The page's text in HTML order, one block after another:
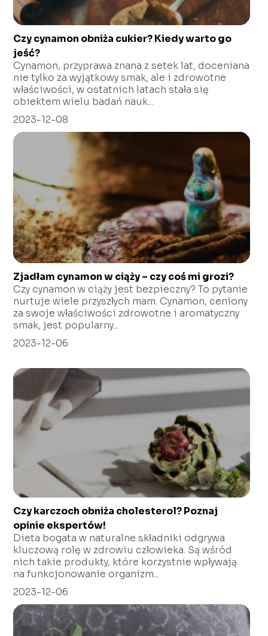
Czy cynamon obniża cukier? Kiedy warto go
jeść?
Cynamon, przyprawa znana z setek lat, doceniana
nie tylko za wyjątkowy smak, ale i zdrowotne
właściwości, w ostatnich latach stała się
obiektem wielu badań nauk...
2023-12-08
Zjadłam cynamon w ciąży – czy coś mi grozi?
Czy cynamon w ciąży jest bezpieczny? To pytanie
nurtuje wiele przyszłych mam. Cynamon, ceniony
za swoje właściwości zdrowotne i aromatyczny
smak, jest popularny...
2023-12-06
Czy karczoch obniża cholesterol? Poznaj
opinie ekspertów!
Dieta bogata w naturalne składniki odgrywa
kluczową rolę w zdrowiu człowieka. Są wśród
nich takie produkty, które korzystnie wpływają
na funkcjonowanie organizm...
2023-12-06